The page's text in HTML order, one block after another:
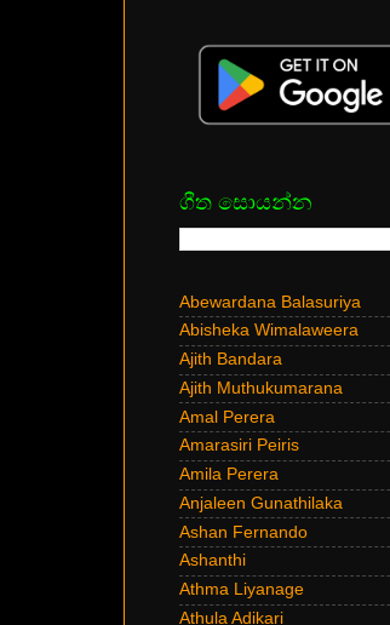
ගීත සොයන්න
Abewardana Balasuriya
Abisheka Wimalaweera
Ajith Bandara
Ajith Muthukumarana
Amal Perera
Amarasiri Peiris
Amila Perera
Anjaleen Gunathilaka
Ashan Fernando
Ashanthi
Athma Liyanage
Athula Adikari